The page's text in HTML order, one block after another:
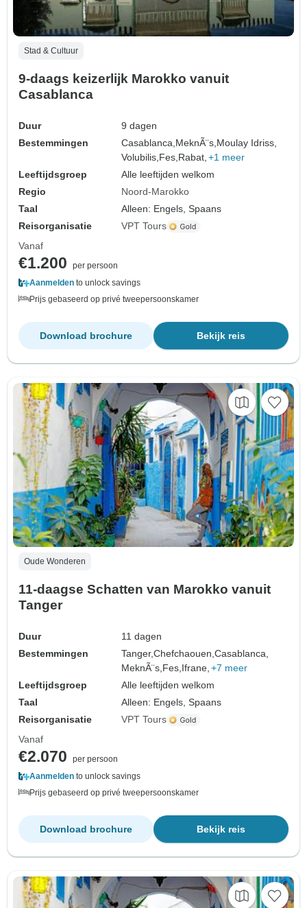
Stad & Cultuur
9-daags keizerlijk Marokko vanuit
Casablanca
Duur
9 dagen
Bestemmingen
Casablanca,MeknÃ¨s,Moulay Idriss,
Volubilis,Fes,Rabat, +1 meer
Leeftijdsgroep
Alle leeftijden welkom
Regio
Noord-Marokko
Taal
Alleen: Engels, Spaans
Reisorganisatie
VPT Tours
Vanaf
€1.200
per persoon
Aanmelden to unlock savings
Prijs gebaseerd op privé tweepersoonskamer
Bekijk reis
Download brochure
Oude Wonderen
11-daagse Schatten van Marokko vanuit
Tanger
Duur
11 dagen
Bestemmingen
Tanger,Chefchaouen,Casablanca,
MeknÃ¨s,Fes,Ifrane, +7 meer
Leeftijdsgroep
Alle leeftijden welkom
Taal
Alleen: Engels, Spaans
Reisorganisatie
VPT Tours
Vanaf
€2.070
per persoon
Aanmelden to unlock savings
Prijs gebaseerd op privé tweepersoonskamer
Bekijk reis
Download brochure